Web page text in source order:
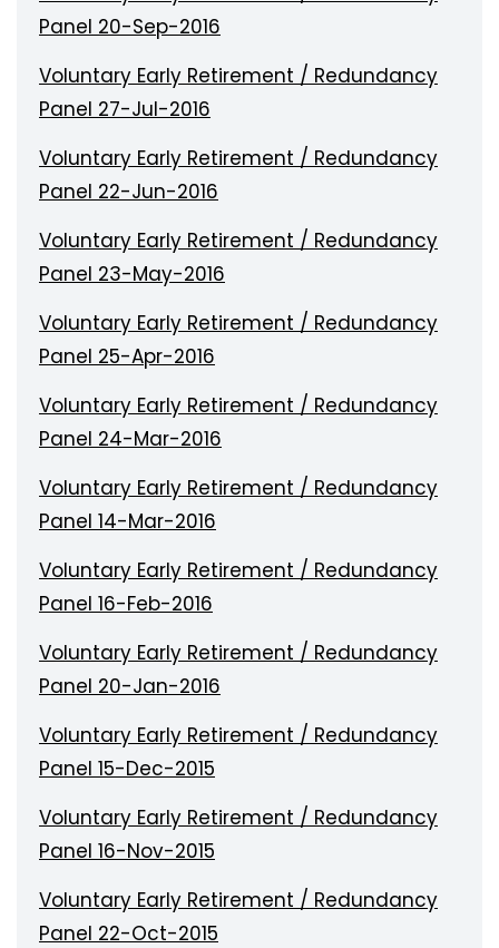
Panel 20-Sep-2016
Voluntary Early Retirement / Redundancy
Panel 27-Jul-2016
Voluntary Early Retirement / Redundancy
Panel 22-Jun-2016
Voluntary Early Retirement / Redundancy
Panel 23-May-2016
Voluntary Early Retirement / Redundancy
Panel 25-Apr-2016
Voluntary Early Retirement / Redundancy
Panel 24-Mar-2016
Voluntary Early Retirement / Redundancy
Panel 14-Mar-2016
Voluntary Early Retirement / Redundancy
Panel 16-Feb-2016
Voluntary Early Retirement / Redundancy
Panel 20-Jan-2016
Voluntary Early Retirement / Redundancy
Panel 15-Dec-2015
Voluntary Early Retirement / Redundancy
Panel 16-Nov-2015
Voluntary Early Retirement / Redundancy
Panel 22-Oct-2015